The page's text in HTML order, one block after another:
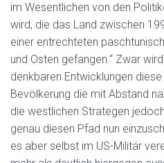
im Wesentlichen von den
wird, die das Land zwischen
einer entrechteten
und Osten gefangen.“ Zwar
denkbaren Entwicklungen
Bevölkerung die mit Abstand
die westlichen Strategen
genau diesen Pfad nun
es aber selbst im US-Militär